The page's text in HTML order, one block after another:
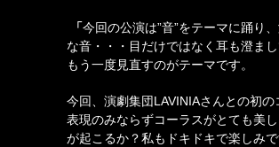
「今回の公演は”音”をテーマに踊り
な音・・・目だけではなく耳も澄ま
もう一度見直すのがテーマです。
今回、演劇集団LAVINIAさんとの初
表現のみならずコーラスがとても美
が起こるか？私もドキドキで楽しみで